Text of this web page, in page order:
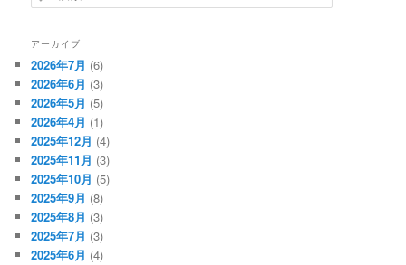
索
アーカイブ
2026年7月 (6)
2026年6月 (3)
2026年5月 (5)
2026年4月 (1)
2025年12月 (4)
2025年11月 (3)
2025年10月 (5)
2025年9月 (8)
2025年8月 (3)
2025年7月 (3)
2025年6月 (4)